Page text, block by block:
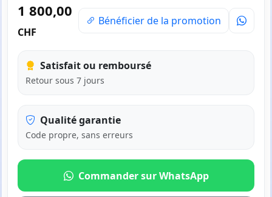
1 800,00
CHF
Bénéficier de la promotion
Satisfait ou remboursé
Retour sous 7 jours
Qualité garantie
Code propre, sans erreurs
Commander sur WhatsApp